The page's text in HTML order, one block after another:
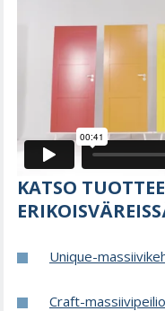
KATSO
Unique-
Craft-